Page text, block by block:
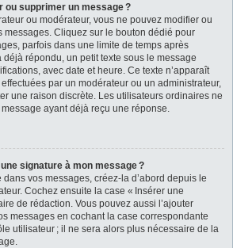
ou supprimer un message ?
ou modérateur, vous ne pouvez modifier ou
messages. Cliquez sur le bouton dédié pour
parfois dans une limite de temps après
déjà répondu, un petit texte sous le message
avec date et heure. Ce texte n’apparaît
par un modérateur ou un administrateur,
une raison discrète. Les utilisateurs ordinaires ne
ayant déjà reçu une réponse.
signature à mon message ?
vos messages, créez-la d’abord depuis le
Cochez ensuite la case « Insérer une
de rédaction. Vous pouvez aussi l’ajouter
messages en cochant la case correspondante
utilisateur ; il ne sera alors plus nécessaire de la